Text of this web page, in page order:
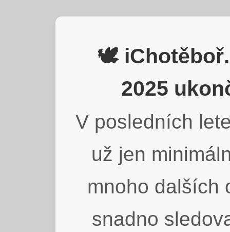
🕊️
2025
V posledních
už jen
mnoho dalších
snadno